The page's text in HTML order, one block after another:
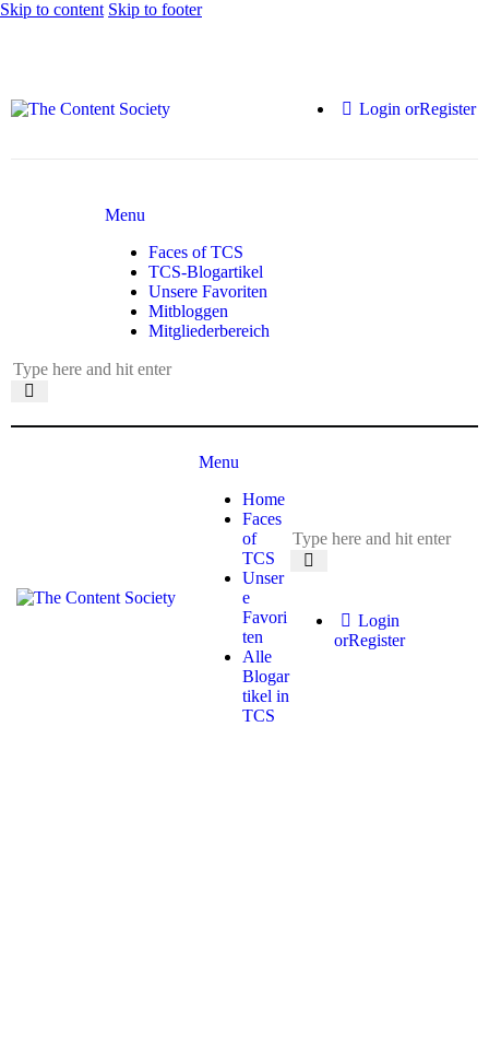
Skip to content Skip to footer
Login orRegister
Menu
Faces of TCS
TCS-Blogartikel
Unsere Favoriten
Mitbloggen
Mitgliederbereich
Menu
Home
Faces
of
TCS
Unser
e
Favori
ten
Alle
Blogar
tikel in
TCS
Login
orRegister